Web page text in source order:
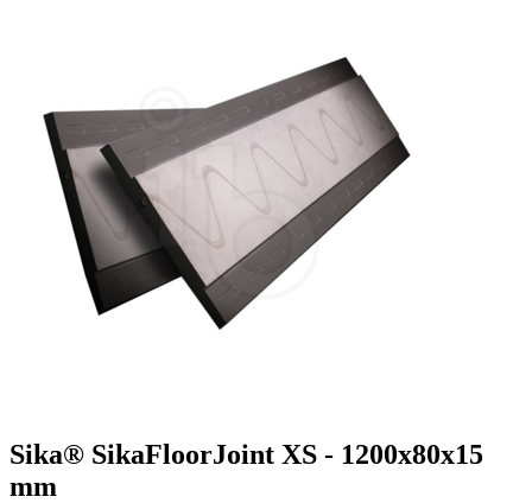
Sika® SikaFloorJoint XS - 1200x80x15
mm